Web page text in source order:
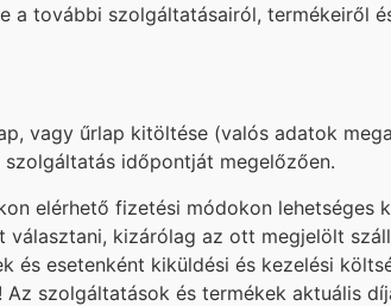
a további szolgáltatásairól, termékeiről
vagy űrlap kitöltése (valós adatok
időpontját megelőzően.
elérhető fizetési módokon lehetséges
választani, kizárólag az ott megjelölt
és esetenként kiküldési és kezelési
szolgáltatások és termékek aktuális